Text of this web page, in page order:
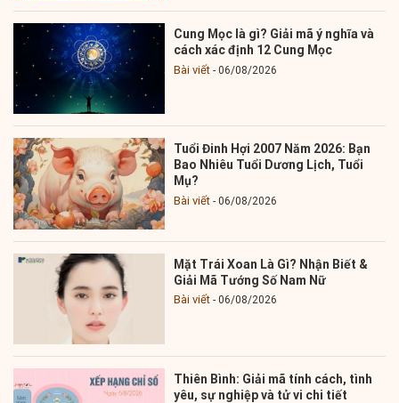
Cung Mọc là gì? Giải mã ý nghĩa và
cách xác định 12 Cung Mọc
Bài viết 06/08/2026
Tuổi Đinh Hợi 2007 Năm 2026: Bạn
Bao Nhiêu Tuổi Dương Lịch, Tuổi
Mụ?
Bài viết 06/08/2026
Mặt Trái Xoan Là Gì? Nhận Biết &
Giải Mã Tướng Số Nam Nữ
Bài viết 06/08/2026
Thiên Bình: Giải mã tính cách, tình
yêu, sự nghiệp và tử vi chi tiết